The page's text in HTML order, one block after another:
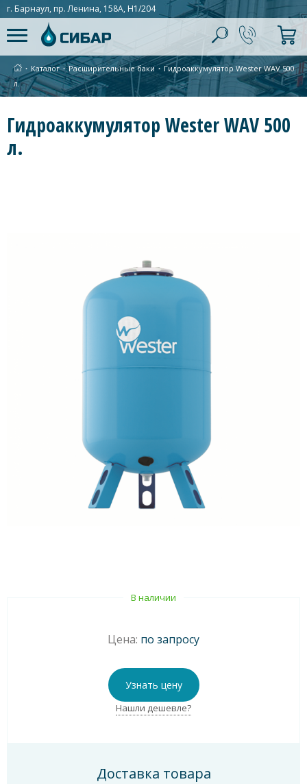
г. Барнаул, пр. Ленина, 158А, Н1/204
∙ Каталог ∙Расширительные баки ∙ Гидроаккумулятор Wester WAV 500
л.
Гидроаккумулятор Wester WAV 500
л.
В наличии
Цена: по запросу
Узнать цену
Нашли дешевле?
Доставка товара